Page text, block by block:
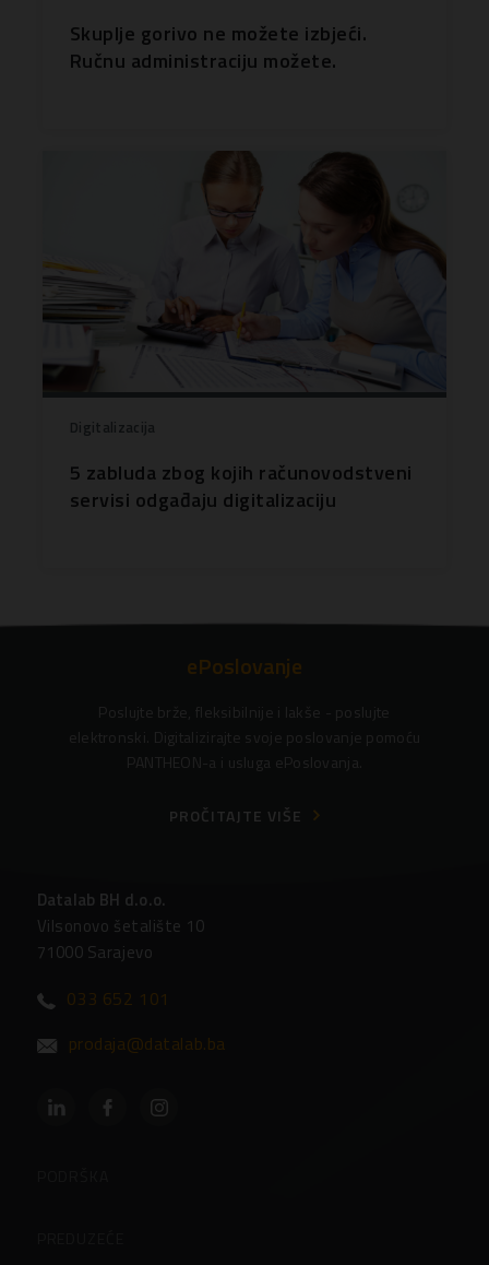
Skuplje gorivo ne možete izbjeći.
Ručnu administraciju možete.
Digitalizacija
5 zabluda zbog kojih računovodstveni
servisi odgađaju digitalizaciju
ePoslovanje
Poslujte brže, fleksibilnije i lakše - poslujte
elektronski. Digitalizirajte svoje poslovanje pomoću
PANTHEON-a i usluga ePoslovanja.
PROČITAJTE VIŠE
Datalab BH d.o.o.
Vilsonovo šetalište 10
71000 Sarajevo
033 652 101
prodaja@datalab.ba